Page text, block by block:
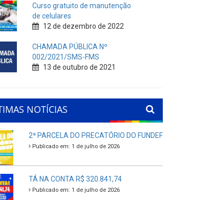
Curso gratuito de manutenção
de celulares
12 de dezembro de 2022
CHAMADA PÚBLICA Nº
002/2021/SMS-FMS
13 de outubro de 2021
NOTÍCIAS
2ª PARCELA DO PRECATÓRIO DO FUNDEF
Publicado em: 1 de julho de 2026
TÁ NA CONTA R$ 320.841,74
Publicado em: 1 de julho de 2026